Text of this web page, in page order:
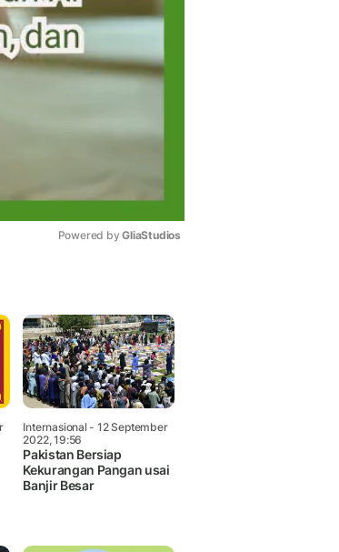
Powered by GliaStudios
Internasional - 12 September
2022, 19:56
Pakistan Bersiap
Kekurangan Pangan usai
Banjir Besar